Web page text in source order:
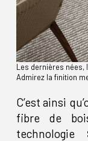
Les dernières nées,
Admirez la finition
C’est ainsi
fibre de
technologie